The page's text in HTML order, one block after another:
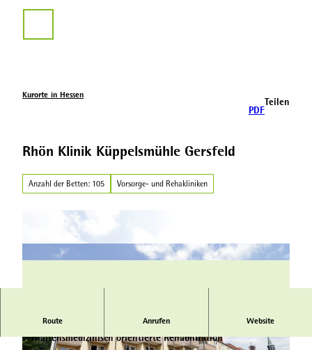
Kurorte in Hessen
PDF
Teilen
Rhön Klinik Küppelsmühle Gersfeld
Anzahl der Betten: 105 Vorsorge- und Rehakliniken
Route Anrufen Website
Fachklinik für Orthopädische Rehabilitation und
verhaltensmedizinisch orientierte Rehabilitation